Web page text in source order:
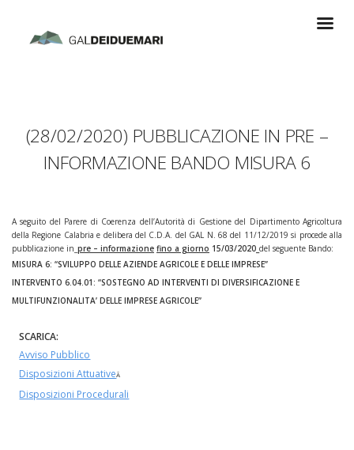
(28/02/2020) PUBBLICAZIONE IN PRE –
INFORMAZIONE BANDO MISURA 6
A seguito del Parere di Coerenza dell’Autorità di Gestione del Dipartimento Agricoltura
della Regione Calabria e delibera del C.D.A. del GAL N. 68 del 11/12/2019 si procede alla
pubblicazione in_ pre – informazione fino a giorno 15/03/2020_ del seguente Bando:
MISURA 6: “SVILUPPO DELLE AZIENDE AGRICOLE E DELLE IMPRESE”
INTERVENTO 6.04.01: “SOSTEGNO AD INTERVENTI DI DIVERSIFICAZIONE E
MULTIFUNZIONALITA’ DELLE IMPRESE AGRICOLE”
SCARICA:
Avviso Pubblico
Disposizioni AttuativeÂ
Disposizioni Procedurali